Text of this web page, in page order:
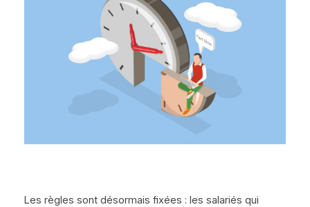
Les règles sont désormais fixées : les salariés qui